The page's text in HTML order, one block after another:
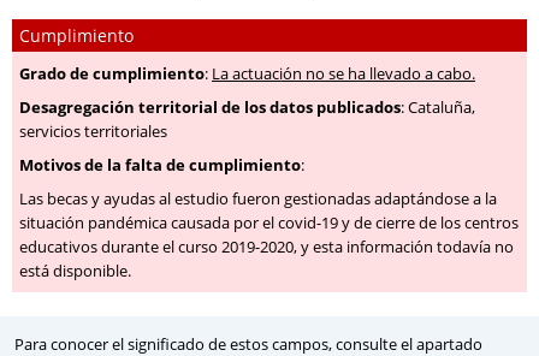
Cumplimiento
Grado de cumplimiento: La actuación no se ha llevado a cabo.
Desagregación territorial de los datos publicados: Cataluña,
servicios territoriales
Motivos de la falta de cumplimiento:
Las becas y ayudas al estudio fueron gestionadas adaptándose a la
situación pandémica causada por el covid-19 y de cierre de los centros
educativos durante el curso 2019-2020, y esta información todavía no
está disponible.
Para conocer el significado de estos campos, consulte el apartado